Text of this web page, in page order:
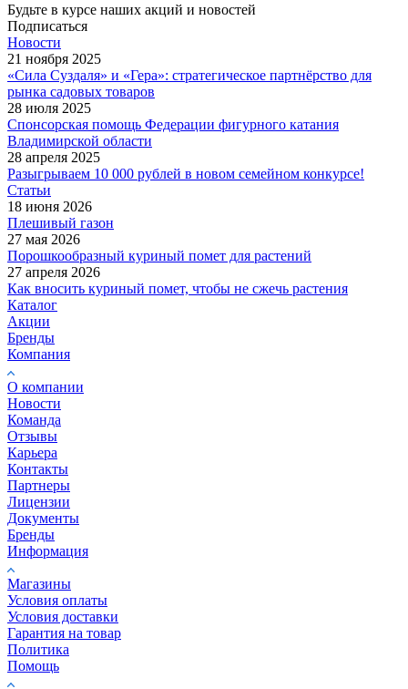
Будьте в курсе наших акций и новостей
Подписаться
Новости
21 ноября 2025
«Сила Суздаля» и «Гера»: стратегическое партнёрство для
рынка садовых товаров
28 июля 2025
Спонсорская помощь Федерации фигурного катания
Владимирской области
28 апреля 2025
Разыгрываем 10 000 рублей в новом семейном конкурсе!
Статьи
18 июня 2026
Плешивый газон
27 мая 2026
Порошкообразный куриный помет для растений
27 апреля 2026
Как вносить куриный помет, чтобы не сжечь растения
Каталог
Акции
Бренды
Компания
О компании
Новости
Команда
Отзывы
Карьера
Контакты
Партнеры
Лицензии
Документы
Бренды
Информация
Магазины
Условия оплаты
Условия доставки
Гарантия на товар
Политика
Помощь